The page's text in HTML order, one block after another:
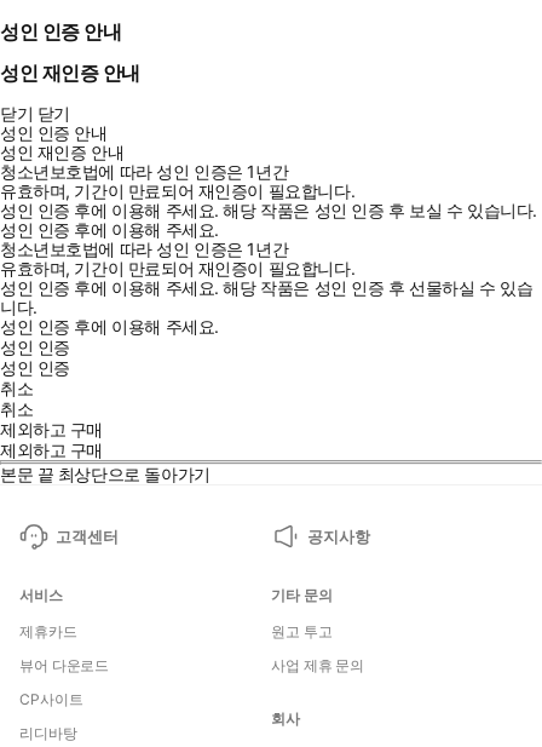
성인 인증 안내
성인 재인증 안내
닫기 닫기
성인 인증 안내
성인 재인증 안내
청소년보호법에 따라 성인 인증은 1년간
유효하며, 기간이 만료되어 재인증이 필요합니다.
성인 인증 후에 이용해 주세요.해당 작품은 성인 인증 후 보실 수 있습니다.
성인 인증 후에 이용해 주세요.
청소년보호법에 따라 성인 인증은 1년간
유효하며, 기간이 만료되어 재인증이 필요합니다.
성인 인증 후에 이용해 주세요.해당 작품은 성인 인증 후 선물하실 수 있습
니다.
성인 인증 후에 이용해 주세요.
성인 인증
성인 인증
취소
취소
제외하고 구매
제외하고 구매
본문 끝 최상단으로 돌아가기
고객센터 공지사항
서비스
제휴카드
뷰어 다운로드
CP사이트
리디바탕
기타 문의
원고 투고
사업 제휴 문의
회사